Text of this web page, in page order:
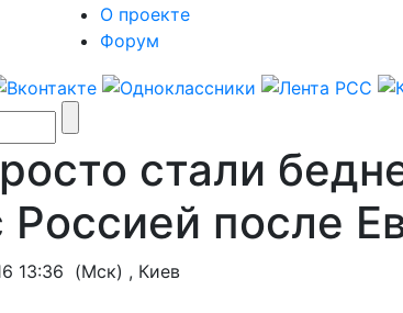
О проекте
Форум
стали
Россией после
13:36 (Мск) , Киев